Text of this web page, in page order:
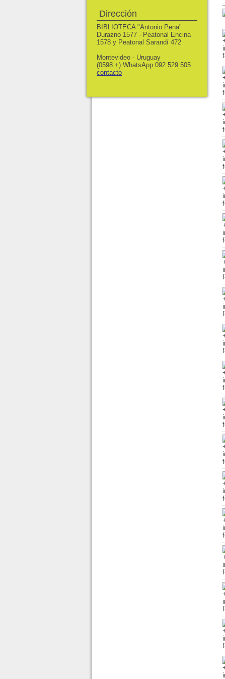
Dirección
BIBLIOTECA "Antonio Pena"
Durazno 1577 - Peatonal Encina
1578 y Peatonal Sarandí 472
Montevideo - Uruguay
(0598 +) WhatsApp 092 529 505
contacto